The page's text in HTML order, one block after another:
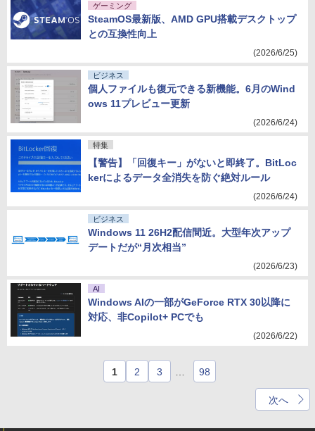
ゲーミング
SteamOS最新版、AMD GPU搭載デスクトップ
との互換性向上
(2026/6/25)
ビジネス
個人ファイルも復元できる新機能。6月のWind
ows 11プレビュー更新
(2026/6/24)
特集
【警告】「回復キー」がないと即終了。BitLoc
kerによるデータ全消失を防ぐ絶対ルール
(2026/6/24)
ビジネス
Windows 11 26H2配信間近。大型年次アップ
デートだが“月次相当”
(2026/6/23)
AI
Windows AIの一部がGeForce RTX 30以降に
対応、非Copilot+ PCでも
(2026/6/22)
1 2 3 98
次へ